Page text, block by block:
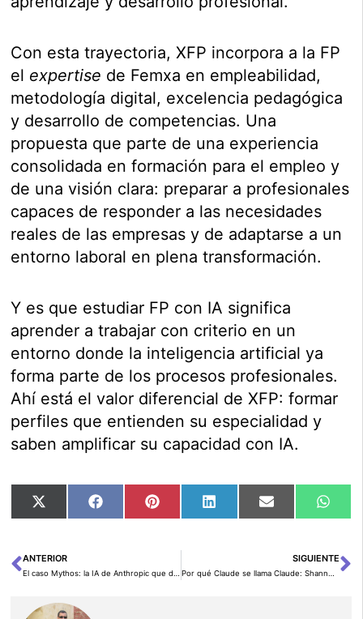
Con esta trayectoria, XFP incorpora a la FP
el expertise de Femxa en empleabilidad,
metodología digital, excelencia pedagógica
y desarrollo de competencias. Una
propuesta que parte de una experiencia
consolidada en formación para el empleo y
de una visión clara: preparar a profesionales
capaces de responder a las necesidades
reales de las empresas y de adaptarse a un
entorno laboral en plena transformación.
Y es que estudiar FP con IA significa
aprender a trabajar con criterio en un
entorno donde la inteligencia artificial ya
forma parte de los procesos profesionales.
Ahí está el valor diferencial de XFP: formar
perfiles que entienden su especialidad y
saben amplificar su capacidad con IA.
Compartir
en
X
(Twitter)
Compartir
en
FacebookCompartir
en
PinterestCompartir
en
LinkedInCompartir
en
Email
en
Ant
ANTERIOR SIGUIENTE